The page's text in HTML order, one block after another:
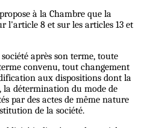
à la Chambre que la
l'article 8 et sur les articles 13 et
après son terme, toute
convenu, tout changement
aux dispositions dont la
détermination du mode de
par des actes de même nature
de la société.